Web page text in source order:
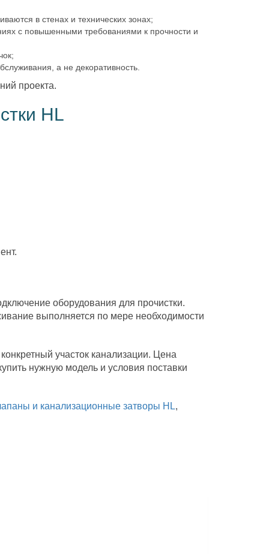
в стенах и технических зонах;
с повышенными требованиями к прочности и
а не декоративность.
проекта.
HL
оборудования для прочистки.
выполняется по мере необходимости
участок канализации. Цена
нужную модель и условия поставки
и канализационные затворы HL,